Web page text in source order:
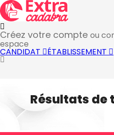
Créez votre compte ou
espace
CANDIDAT ÉTABLISSEMENT
Résultats de